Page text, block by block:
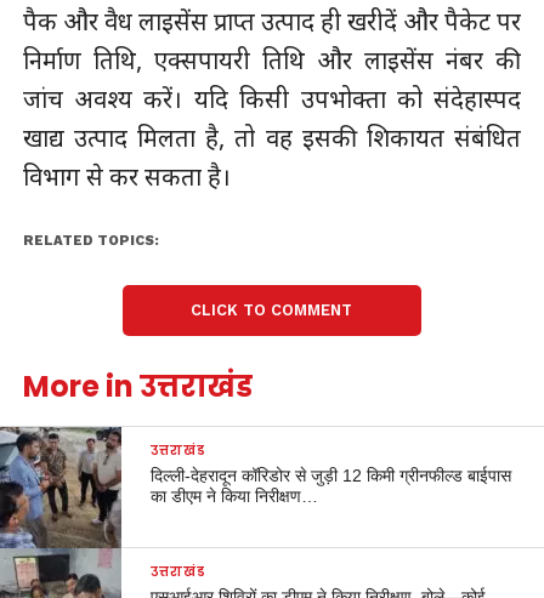
पैक और वैध लाइसेंस प्राप्त उत्पाद ही खरीदें और पैकेट पर
निर्माण तिथि, एक्सपायरी तिथि और लाइसेंस नंबर की
जांच अवश्य करें। यदि किसी उपभोक्ता को संदेहास्पद
खाद्य उत्पाद मिलता है, तो वह इसकी शिकायत संबंधित
विभाग से कर सकता है।
RELATED TOPICS:
CLICK TO COMMENT
More in उत्तराखंड
उत्तराखंड
दिल्ली-देहरादून कॉरिडोर से जुड़ी 12 किमी ग्रीनफील्ड बाईपास
का डीएम ने किया निरीक्षण…
उत्तराखंड